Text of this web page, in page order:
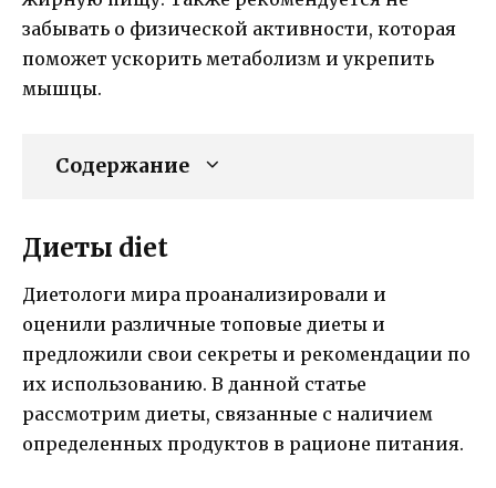
забывать о физической активности, которая
поможет ускорить метаболизм и укрепить
мышцы.
Содержание
Диеты diet
Диетологи мира проанализировали и
оценили различные топовые диеты и
предложили свои секреты и рекомендации по
их использованию. В данной статье
рассмотрим диеты, связанные с наличием
определенных продуктов в рационе питания.